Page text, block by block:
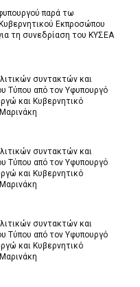
παρά τω
Εκπροσώπου
τη συνεδρίαση του ΚΥΣΕΑ
συντακτών και
Τύπου από τον Υφυπουργό
και Κυβερνητικό
συντακτών και
Τύπου από τον Υφυπουργό
και Κυβερνητικό
συντακτών και
Τύπου από τον Υφυπουργό
και Κυβερνητικό